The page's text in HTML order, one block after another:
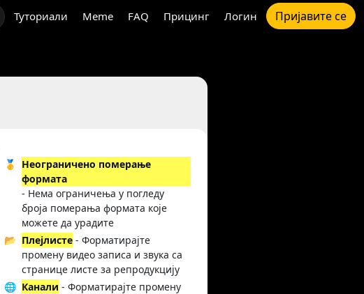
Туториали Meme FAQ Прицинг Логин Пријавите се
🥇
Неограничено померање
формата
- Нема ограничења у погледу
броја померања формата које
можете да урадите
📂 Плејлисте - Форматирајте
промену видео записа и звука са
странице листе за репродукцију
🌐 Канали - Форматирајте промену